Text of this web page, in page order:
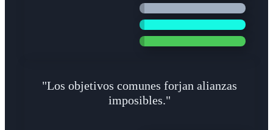
"Los objetivos comunes forjan alianzas
imposibles."